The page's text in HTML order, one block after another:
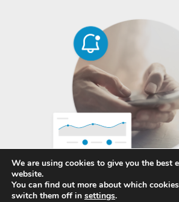
We are using cookies to give you the best
website.
You can find out more about which
switch them off in settings.